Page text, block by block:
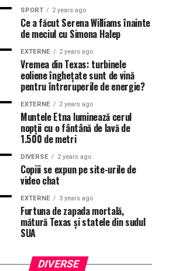
SPORT 2 years ago
Ce a făcut Serena Williams înainte
de meciul cu Simona Halep
EXTERNE 2 years ago
Vremea din Texas: turbinele
eoliene înghețate sunt de vină
pentru întreruperile de energie?
EXTERNE 2 years ago
Muntele Etna luminează cerul
nopții cu o fântână de lavă de
1.500 de metri
DIVERSE 2 years ago
Copiii se expun pe site-urile de
video chat
EXTERNE 3 years ago
Furtuna de zapada mortală,
mătură Texas și statele din sudul
SUA
DIVERSE